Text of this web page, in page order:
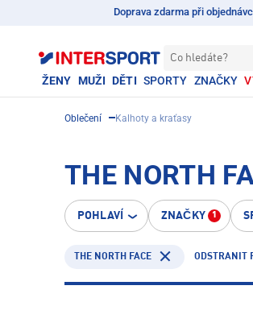
Doprava zdarma při
Co hledáte?
ŽENY MUŽI DĚTI SPORTY ZNAČKY
Oblečení Kalhoty a kraťasy
THE NORTH
POHLAVÍ ZNAČKY 1
THE NORTH FACE ODSTRANIT